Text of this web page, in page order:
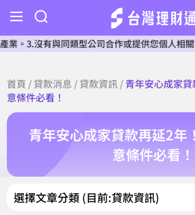
同類型公司合作或提供您個人相關資料給
首頁 / 貸款消息 / 貸款資訊 / 青年安心成家
意條件必看！
青年安心成家貸款再延2年
意條件必看！
選擇文章分類 (目前:貸款資訊)